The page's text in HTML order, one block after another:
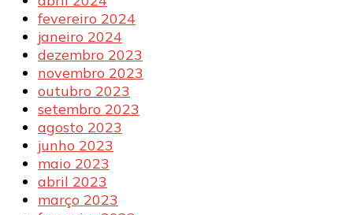
fevereiro 2024
janeiro 2024
dezembro 2023
novembro 2023
outubro 2023
setembro 2023
agosto 2023
junho 2023
maio 2023
abril 2023
março 2023